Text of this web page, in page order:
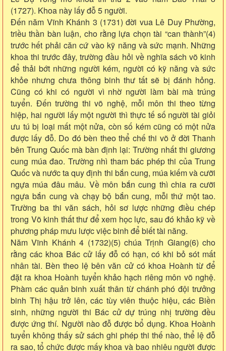
(1727). Khoa này lấy đỗ 5 người.
Đến năm Vĩnh Khánh 3 (1731) đời vua Lê Duy Phường,
triều thần bàn luận, cho rằng lựa chọn tài “can thành”(4)
trước hết phải căn cứ vào kỹ năng và sức mạnh. Những
khoa thi trước đây, trường đầu hỏi về nghĩa sách võ kinh
để thải bớt những người kém, người có kỹ năng và sức
khỏe nhưng chưa thông binh thư tất sẽ bị đánh hỏng.
Cũng có khi có người vì nhờ người làm bài mà trúng
tuyển. Đến trường thi võ nghệ, mỗi môn thi theo từng
hiệp, hai người lấy một người thì thực tế số người tài giỏi
ưu tú bị loại mất một nửa, còn số kém cũng có một nửa
được lấy đỗ. Do đó bèn theo thể chế thi võ ở đời Thanh
bên Trung Quốc mà bàn định lại: Trường nhất thi giương
cung múa đao. Trường nhì tham bác phép thi của Trung
Quốc và nước ta quy định thi bắn cung, múa kiếm và cưỡi
ngựa múa đâu mâu. Về môn bắn cung thì chia ra cưỡi
ngựa bắn cung và chạy bộ bắn cung, mỗi thứ một tao.
Trường ba thi văn sách, hỏi sơ lược những điều chép
trong Võ kinh thất thư để xem học lực, sau đó khảo kỹ về
phương pháp mưu lược việc binh để biết tài năng.
Năm Vĩnh Khánh 4 (1732)(5) chúa Trịnh Giang(6) cho
rằng các khoa Bác cử lấy đỗ có hạn, có khi bỏ sót mất
nhân tài. Bèn theo lệ bên văn cử có khoa Hoành từ để
đặt ra khoa Hoành tuyển khảo hạch riêng môn võ nghệ.
Phàm các quản binh xuất thân từ chánh phó đội trưởng
binh Thị hậu trở lên, các tùy viên thuộc hiệu, các Biền
sinh, những người thi Bác cử dự trúng nhị trường đều
được ứng thí. Người nào đỗ được bổ dụng. Khoa Hoành
tuyển không thấy sử sách ghi phép thi thế nào, thể lệ đỗ
ra sao, tổ chức được mấy khoa và bao nhiêu người được